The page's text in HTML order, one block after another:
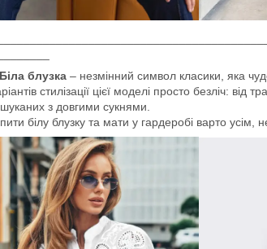
Біла блузка – незмінний символ класики, яка
стилізації цієї моделі просто безліч:
з довгими сукнями.
білу блузку та мати у гардеробі варто